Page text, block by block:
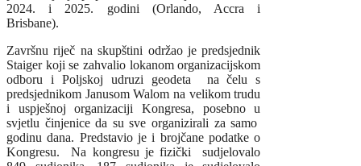
2024. i 2025. godini (Orlando, Accra i
Brisbane).
Završnu riječ na skupštini održao je predsjednik
Staiger koji se zahvalio lokanom organizacijskom
odboru i Poljskoj udruzi geodeta na čelu s
predsjednikom Janusom Walom na velikom trudu
i uspješnoj organizaciji Kongresa, posebno u
svjetlu činjenice da su sve organizirali za samo
godinu dana. Predstavio je i brojčane podatke o
Kongresu. Na kongresu je fizički sudjelovalo